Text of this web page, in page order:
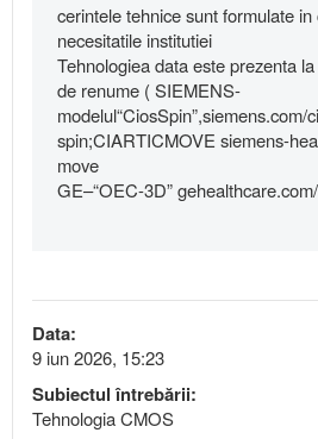
cerintele tehnice sunt formulate
necesitatile institutiei
Tehnologiea data este prezenta
de renume ( SIEMENS-
modelul“CiosSpin”,siemens.com/
spin;CIARTICMOVE siemens-
move
GE–“OEC-3D”
Data:
9 iun 2026, 15:23
Subiectul întrebării:
Tehnologia CMOS